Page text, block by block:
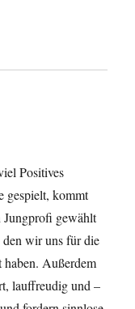
Positives
gespielt, kommt
Jungprofi gewählt
den wir uns für die
Außerdem
lauffreudig und –